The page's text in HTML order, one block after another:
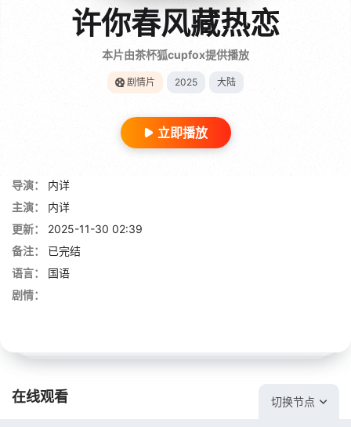
许你春风藏热恋
本片由茶杯狐cupfox提供播放
剧情片 2025 大陆
立即播放
导演：
内详
主演：
内详
更新：
2025-11-30 02:39
备注：
已完结
语言：
国语
剧情：
在线观看 切换节点